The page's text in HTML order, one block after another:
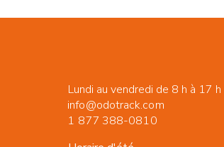
Lundi au vendredi de 8 h à 17 h
info@odotrack.com
1 877 388-0810